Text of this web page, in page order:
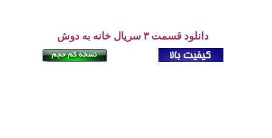
دانلود قسمت ۳ سریال خانه به دوش